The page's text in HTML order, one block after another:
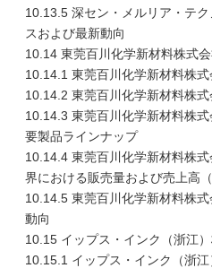
10.13.5 深セン・メルリア・テ
スおよび最新動向
10.14 東莞百川化学新材料株式
10.14.1 東莞百川化学新材料株
10.14.2 東莞百川化学新材料株
10.14.3 東莞百川化学新材料株
要製品ラインナップ
10.14.4 東莞百川化学新材料株
界における販売量および売上高
10.14.5 東莞百川化学新材料株
動向
10.15 イップス・インク（浙江
10.15.1 イップス・インク（浙